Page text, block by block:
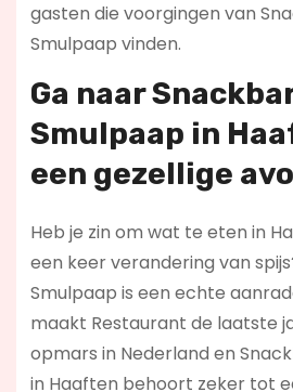
gasten die voorgingen van
Smulpaap vinden.
Ga naar
Smulpaap in
een gezellige
Heb je zin om wat te eten in
een keer verandering van
Smulpaap is een echte
maakt Restaurant de laatste
opmars in Nederland en
in Haaften behoort zeker tot